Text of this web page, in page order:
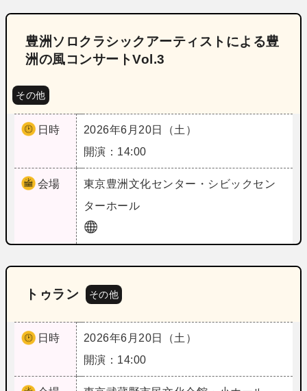
豊洲ソロクラシックアーティストによる豊
洲の風コンサートVol.3
その他
日時
2026年6月20日（土）
開演：14:00
会場 東京豊洲文化センター・シビックセン
ターホール
トゥラン その他
日時
2026年6月20日（土）
開演：14:00